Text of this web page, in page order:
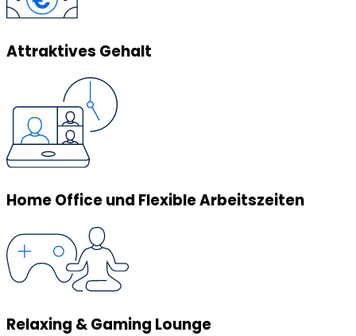
Attraktives Gehalt
Home Office und Flexible Arbeitszeiten
Relaxing & Gaming Lounge